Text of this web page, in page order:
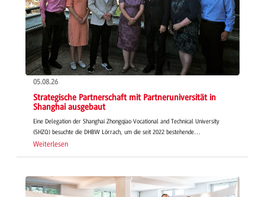
05.08.26
Strategische Partnerschaft mit Partneruniversität in
Shanghai ausgebaut
Eine Delegation der Shanghai Zhongqiao Vocational and Technical University
(SHZQ) besuchte die DHBW Lörrach, um die seit 2022 bestehende…
Weiterlesen